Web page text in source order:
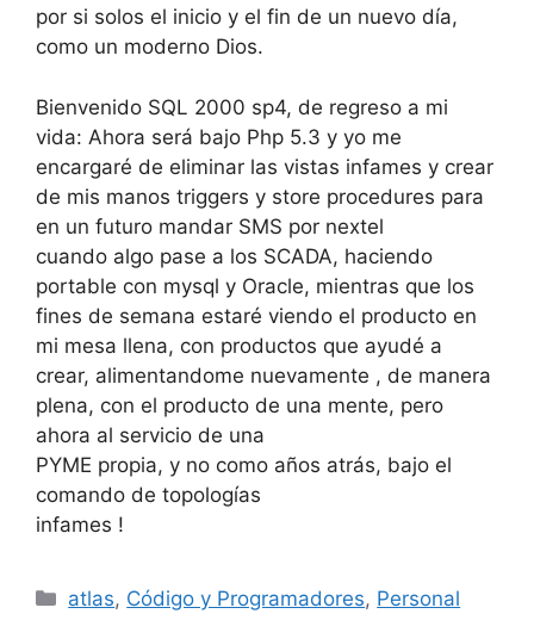
por si solos el inicio y el fin de un nuevo día,
como un moderno Dios.
Bienvenido SQL 2000 sp4, de regreso a mi
vida: Ahora será bajo Php 5.3 y yo me
encargaré de eliminar las vistas infames y crear
de mis manos triggers y store procedures para
en un futuro mandar SMS por nextel
cuando algo pase a los SCADA, haciendo
portable con mysql y Oracle, mientras que los
fines de semana estaré viendo el producto en
mi mesa llena, con productos que ayudé a
crear, alimentandome nuevamente , de manera
plena, con el producto de una mente, pero
ahora al servicio de una
PYME propia, y no como años atrás, bajo el
comando de topologías
infames !
Categorías
atlas, Código y Programadores, Personal